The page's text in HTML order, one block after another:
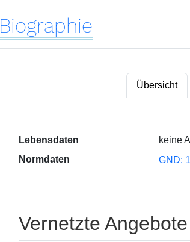
Biographie
Übersicht
Lebensdaten
keine
Normdaten
GND:
Vernetzte Angebote